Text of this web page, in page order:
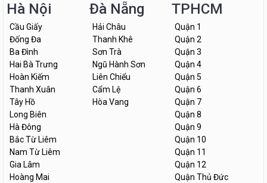
Hà Nội
Cầu Giấy
Đống Đa
Ba Đình
Hai Bà Trưng
Hoàn Kiếm
Thanh Xuân
Tây Hồ
Long Biên
Hà Đông
Bắc Từ Liêm
Nam Từ Liêm
Gia Lâm
Hoàng Mai
Đà Nẵng
Hải Châu
Thanh Khê
Sơn Trà
Ngũ Hành Sơn
Liên Chiểu
Cẩm Lệ
Hòa Vang
TPHCM
Quận 1
Quận 2
Quận 3
Quận 4
Quận 5
Quận 6
Quận 7
Quận 8
Quận 9
Quận 10
Quận 11
Quận 12
Quận Thủ Đức